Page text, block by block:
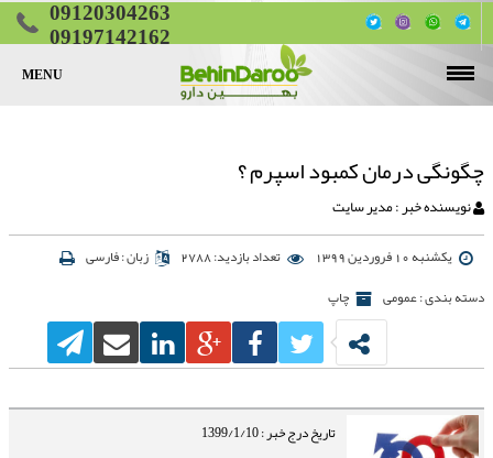
09120304263
09197142162
MENU
قرص لاغری
قرص چربی سوز شکم و پهلو
قرص کاهش اشتها
قرص چاقی
قرص چاقی پایین تنه (ران و باسن)
قرص تقویت جنسی
تماس با ما
چگونگی درمان کمبود اسپرم ؟
نویسنده خبر : مدیر سایت
یکشنبه 10 فروردین 1399 تعداد بازدید: 2788
زبان : فارسی
چاپ
دسته بندی : عمومی
تاریخ درج خبر : 1399/1/10